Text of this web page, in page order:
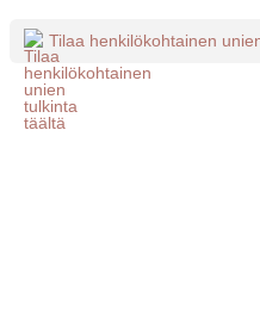
Tilaa henkilökohtainen